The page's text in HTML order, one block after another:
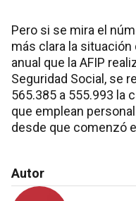
Pero si se mira el
más clara la
anual que la AFIP
Seguridad Social, se
565.385 a 555.993 la
que emplean
desde que comenzó
Autor